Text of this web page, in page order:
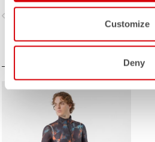
Customize
Deny
traspirante elasticizzato.
CONFRONTA